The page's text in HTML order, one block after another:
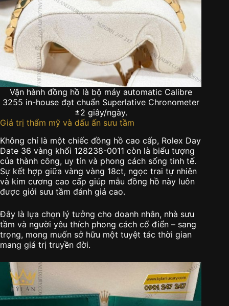
Vận hành đồng hồ là bộ máy automatic Calibre
3255 in-house đạt chuẩn Superlative Chronometer
±2 giây/ngày.
Giá trị thẩm mỹ và dấu ấn sưu tầm
Không chỉ là một chiếc đồng hồ cao cấp, Rolex Day
Date 36 vàng khối 128238-0011 còn là biểu tượng
của thành công, uy tín và phong cách sống tinh tế.
Sự kết hợp giữa vàng vàng 18ct, ngọc trai tự nhiên
và kim cương cao cấp giúp mẫu đồng hồ này luôn
được giới sưu tầm đánh giá cao.
Đây là lựa chọn lý tưởng cho doanh nhân, nhà sưu
tầm và người yêu thích phong cách cổ điển – sang
trọng, mong muốn sở hữu một tuyệt tác thời gian
mang giá trị truyền đời.